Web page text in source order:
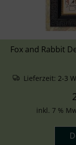
Fox and Rabbit
Lieferzeit: 2-3
inkl. 7 %